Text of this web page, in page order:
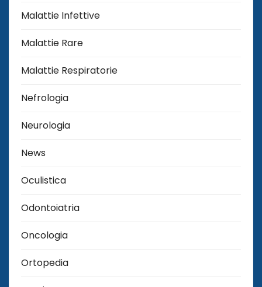
Malattie Infettive
Malattie Rare
Malattie Respiratorie
Nefrologia
Neurologia
News
Oculistica
Odontoiatria
Oncologia
Ortopedia